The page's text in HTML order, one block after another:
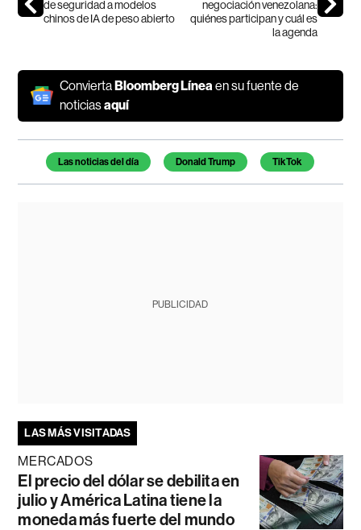
de seguridad a modelos
chinos de IA de peso abierto
negociación venezolana:
quiénes participan y cuál es
la agenda
ConviertaBloomberg Línea en su fuente de
noticiasaquí
Temas de este artículo
Las noticias del día Donald Trump TikTok
PUBLICIDAD
LAS MÁS VISITADAS
MERCADOS
El precio del dólar se debilita en
julio y América Latina tiene la
moneda más fuerte del mundo